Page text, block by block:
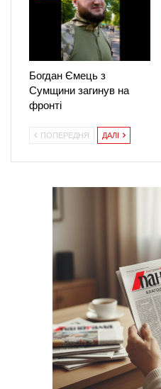
Богдан Ємець з
Сумщини загинув на
фронті
ПОПЕРЕДНЯ ДАЛІ